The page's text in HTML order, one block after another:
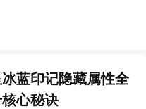
蓝印记隐藏属性全
心秘诀